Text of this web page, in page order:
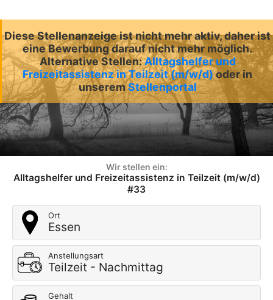
Diese Stellenanzeige ist nicht mehr aktiv, daher ist
eine Bewerbung darauf nicht mehr möglich.
Alternative Stellen:Alltagshelfer und
Freizeitassistenz in Teilzeit (m/w/d) oder in
unseremStellenportal
Wir stellen ein:
Alltagshelfer und Freizeitassistenz in Teilzeit (m/w/d)
#33
Ort
Essen
Anstellungsart
Teilzeit - Nachmittag
Gehalt